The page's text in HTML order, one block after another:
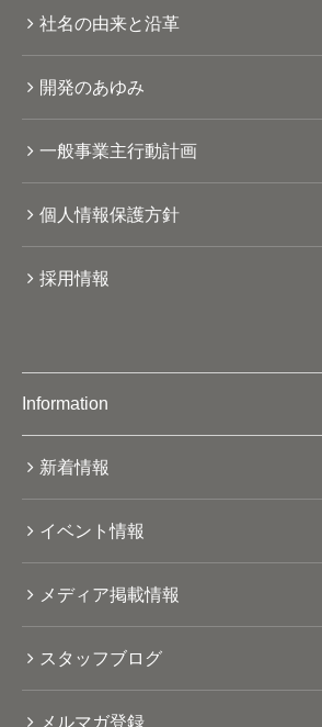
社名の由来と沿革
開発のあゆみ
一般事業主行動計画
個人情報保護方針
採用情報
Information
新着情報
イベント情報
メディア掲載情報
スタッフブログ
メルマガ登録